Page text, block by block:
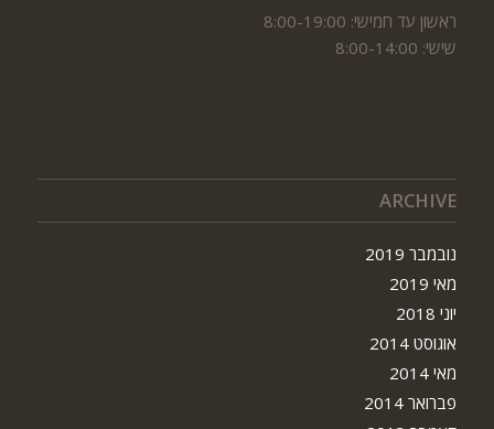
ראשון עד חמישי: 8:00-19:00
שישי: 8:00-14:00
ARCHIVE
נובמבר 2019
מאי 2019
יוני 2018
אוגוסט 2014
מאי 2014
פברואר 2014